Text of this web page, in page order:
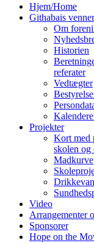
Hjem/Home
Githabais venner
Om
Historien
referater
Vedtægter
Projekter
Kort med
skolen og
Madkurve
Video
Arrangementer
Sponsorer
Hope on the